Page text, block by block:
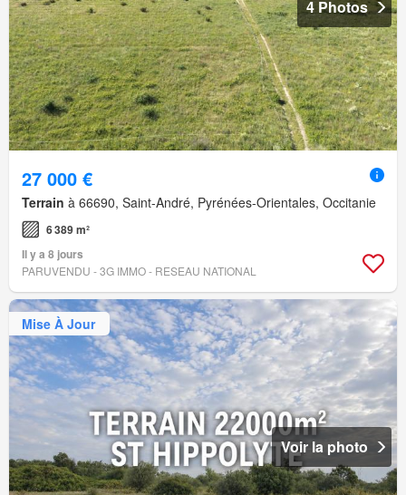
4 Photos
27 000 €
Terrain à 66690, Saint-André, Pyrénées-Orientales, Occitanie
6 389 m²
Il y a 8 jours
PARUVENDU - 3G IMMO - RESEAU NATIONAL
Mise À Jour
Voir la photo